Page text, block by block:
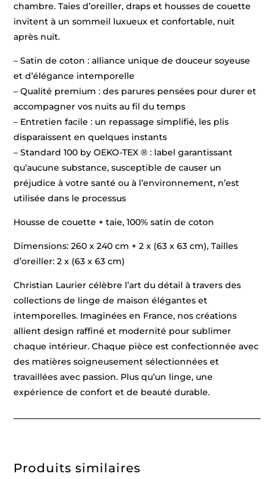
chambre. Taies d’oreiller, draps et housses de couette
invitent à un sommeil luxueux et confortable, nuit
après nuit.
– Satin de coton : alliance unique de douceur soyeuse
et d’élégance intemporelle
– Qualité premium : des parures pensées pour durer et
accompagner vos nuits au fil du temps
– Entretien facile : un repassage simplifié, les plis
disparaissent en quelques instants
– Standard 100 by OEKO-TEX ® : label garantissant
qu’aucune substance, susceptible de causer un
préjudice à votre santé ou à l’environnement, n’est
utilisée dans le processus
Housse de couette + taie, 100% satin de coton
Dimensions: 260 x 240 cm + 2 x (63 x 63 cm), Tailles
d’oreiller: 2 x (63 x 63 cm)
Christian Laurier célèbre l’art du détail à travers des
collections de linge de maison élégantes et
intemporelles. Imaginées en France, nos créations
allient design raffiné et modernité pour sublimer
chaque intérieur. Chaque pièce est confectionnée avec
des matières soigneusement sélectionnées et
travaillées avec passion. Plus qu’un linge, une
expérience de confort et de beauté durable.
Produits similaires